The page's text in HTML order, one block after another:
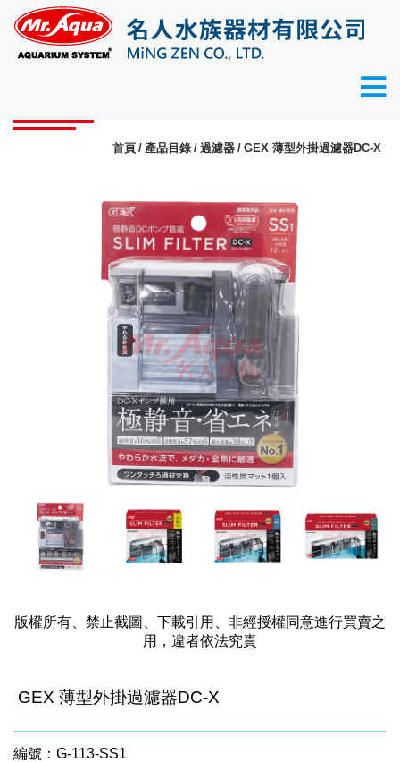
首頁 產品目錄 過濾器 GEX 薄型外掛過濾器DC-X
版權所有、禁止截圖、下載引用、非經授權同意進行買賣之
用，違者依法究責
GEX 薄型外掛過濾器DC-X
編號：G-113-SS1